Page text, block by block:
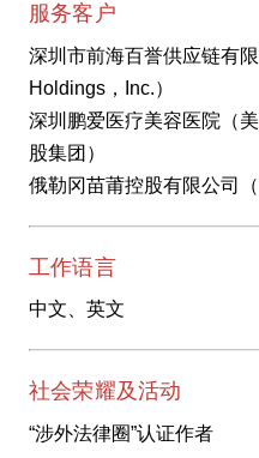
服务客户
深圳市前海百誉供应链有
Holdings，Inc.）
深圳鹏爱医疗美容医院（
股集团）
俄勒冈苗莆控股有限公司（
工作语言
中文、英文
社会荣耀及活动
“涉外法律圈”认证作者